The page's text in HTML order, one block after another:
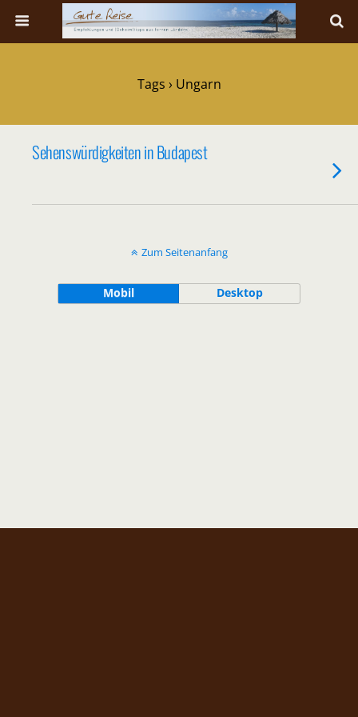
Tags › Ungarn
Sehenswürdigkeiten in Budapest
Zum Seitenanfang
Mobil Desktop